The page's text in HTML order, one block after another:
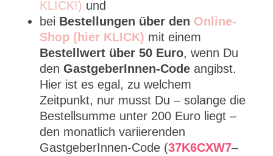
KLICK!) und
bei Bestellungen über den Online-
Shop (hier KLICK) mit einem
Bestellwert über 50 Euro, wenn Du
den GastgeberInnen-Codeangibst.
Hier ist es egal, zu welchem
Zeitpunkt, nur musst Du – solange die
Bestellsumme unter 200 Euro liegt –
den monatlich variierenden
GastgeberInnen-Code (37K6CXW7–